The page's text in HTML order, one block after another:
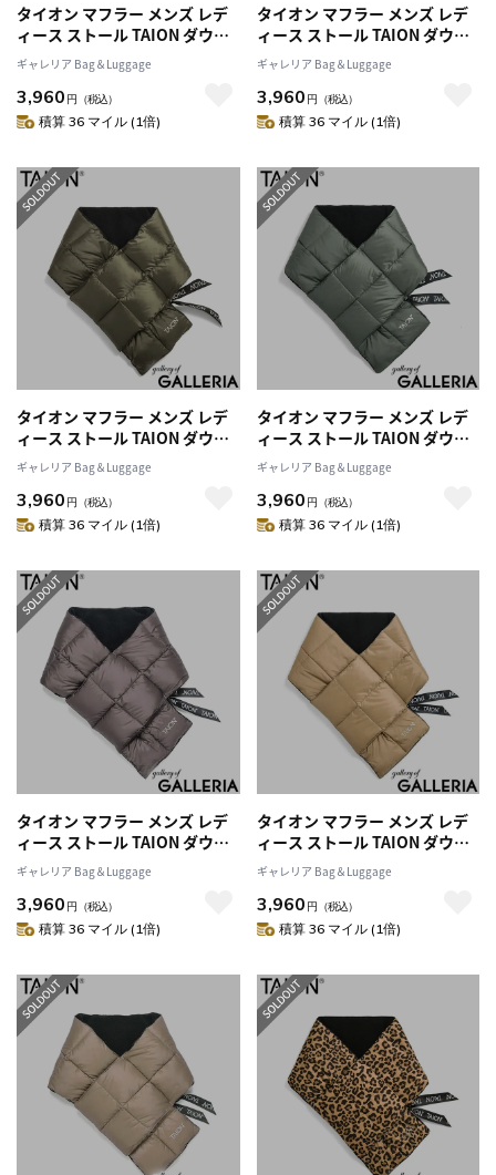
タイオン マフラー メンズ レデ
ィース ストール TAION ダウン
ブランド ブラウン 薄手 プレゼ
ント 冬 秋 秋冬 暖かい 無地 フリ
ース パッカブル 持ち運び 洗濯
可 洗える BASIC LINE ベーシッ
ギャレリア Bag＆Luggage
3,960 円 （税込）
積算 36 マイル (1倍)
タイオン マフラー メンズ レデ
ィース ストール TAION ダウン
ブランド ブラウン 薄手 プレゼ
ント 冬 秋 秋冬 暖かい 無地 フリ
ース パッカブル 持ち運び 洗濯
可 洗える BASIC LINE ベーシッ
ギャレリア Bag＆Luggage
3,960 円 （税込）
積算 36 マイル (1倍)
タイオン マフラー メンズ レデ
ィース ストール TAION ダウン
ブランド ブラウン 薄手 プレゼ
ント 冬 秋 秋冬 暖かい 無地 フリ
ース パッカブル 持ち運び 洗濯
可 洗える BASIC LINE ベーシッ
ギャレリア Bag＆Luggage
3,960 円 （税込）
積算 36 マイル (1倍)
タイオン マフラー メンズ レデ
ィース ストール TAION ダウン
ブランド ブラウン 薄手 プレゼ
ント 冬 秋 秋冬 暖かい 無地 フリ
ース パッカブル 持ち運び 洗濯
可 洗える BASIC LINE ベーシッ
ギャレリア Bag＆Luggage
3,960 円 （税込）
積算 36 マイル (1倍)
タイオン マフラー メンズ レデ
ィース ストール TAION ダウン
ブランド ブラウン 薄手 プレゼ
ント 冬 秋 秋冬 暖かい 無地 フリ
ース パッカブル 持ち運び 洗濯
可 洗える BASIC LINE ベーシッ
ギャレリア Bag＆Luggage
3,960 円 （税込）
積算 36 マイル (1倍)
タイオン マフラー メンズ レデ
ィース ストール TAION ダウン
ブランド ブラウン 薄手 プレゼ
ント 冬 秋 秋冬 暖かい 無地 フリ
ース パッカブル 持ち運び 洗濯
可 洗える BASIC LINE ベーシッ
ギャレリア Bag＆Luggage
3,960 円 （税込）
積算 36 マイル (1倍)